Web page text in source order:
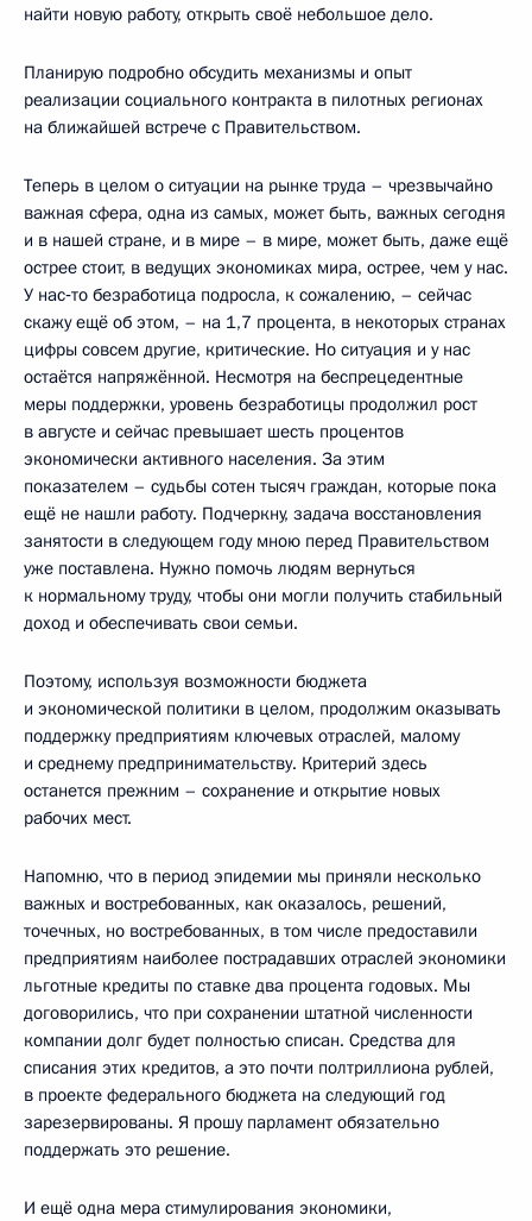
найти новую работу, открыть своё небольшое дело.
Планирую подробно обсудить механизмы и опыт
реализации социального контракта в пилотных регионах
на ближайшей встрече с Правительством.
Теперь в целом о ситуации на рынке труда – чрезвычайно
важная сфера, одна из самых, может быть, важных сегодня
и в нашей стране, и в мире – в мире, может быть, даже ещё
острее стоит, в ведущих экономиках мира, острее, чем у нас.
У нас‑то безработица подросла, к сожалению, – сейчас
скажу ещё об этом, – на 1,7 процента, в некоторых странах
цифры совсем другие, критические. Но ситуация и у нас
остаётся напряжённой. Несмотря на беспрецедентные
меры поддержки, уровень безработицы продолжил рост
в августе и сейчас превышает шесть процентов
экономически активного населения. За этим
показателем – судьбы сотен тысяч граждан, которые пока
ещё не нашли работу. Подчеркну, задача восстановления
занятости в следующем году мною перед Правительством
уже поставлена. Нужно помочь людям вернуться
к нормальному труду, чтобы они могли получить стабильный
доход и обеспечивать свои семьи.
Поэтому, используя возможности бюджета
и экономической политики в целом, продолжим оказывать
поддержку предприятиям ключевых отраслей, малому
и среднему предпринимательству. Критерий здесь
останется прежним – сохранение и открытие новых
рабочих мест.
Напомню, что в период эпидемии мы приняли несколько
важных и востребованных, как оказалось, решений,
точечных, но востребованных, в том числе предоставили
предприятиям наиболее пострадавших отраслей экономики
льготные кредиты по ставке два процента годовых. Мы
договорились, что при сохранении штатной численности
компании долг будет полностью списан. Средства для
списания этих кредитов, а это почти полтриллиона рублей,
в проекте федерального бюджета на следующий год
зарезервированы. Я прошу парламент обязательно
поддержать это решение.
И ещё одна мера стимулирования экономики,